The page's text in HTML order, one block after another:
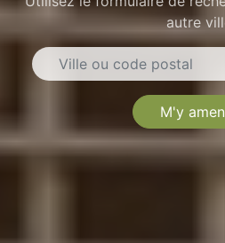
autre
M'y